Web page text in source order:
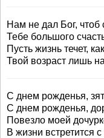
Нам не дал Бог, чтоб
Тебе большого
Пусть жизнь течет,
Твой возраст лишь
С днем рожденья,
С днем рожденья,
Повезло моей
В жизни встретится с